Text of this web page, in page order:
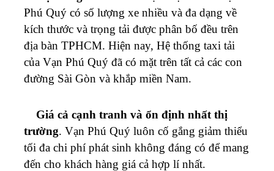
Phú Quý có số lượng xe nhiều và đa dạng về
kích thước và trọng tải được phân bố đều trên
địa bàn TPHCM. Hiện nay, Hệ thống taxi tải
của Vạn Phú Quý đã có mặt trên tất cả các con
đường Sài Gòn và khắp miền Nam.
Giá cả cạnh tranh và ổn định nhất thị
trường. Vạn Phú Quý luôn cố gắng giảm thiểu
tối đa chi phí phát sinh không đáng có để mang
đến cho khách hàng giá cả hợp lí nhất.